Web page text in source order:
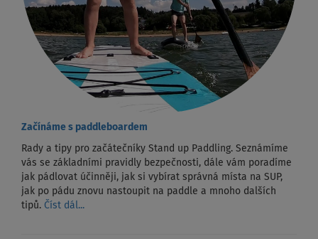
Začínáme s paddleboardem
Rady a tipy pro začátečníky Stand up Paddling. Seznámíme
vás se základními pravidly bezpečnosti, dále vám poradíme
jak pádlovat účinněji, jak si vybírat správná místa na SUP,
jak po pádu znovu nastoupit na paddle a mnoho dalších
tipů. Číst dál...